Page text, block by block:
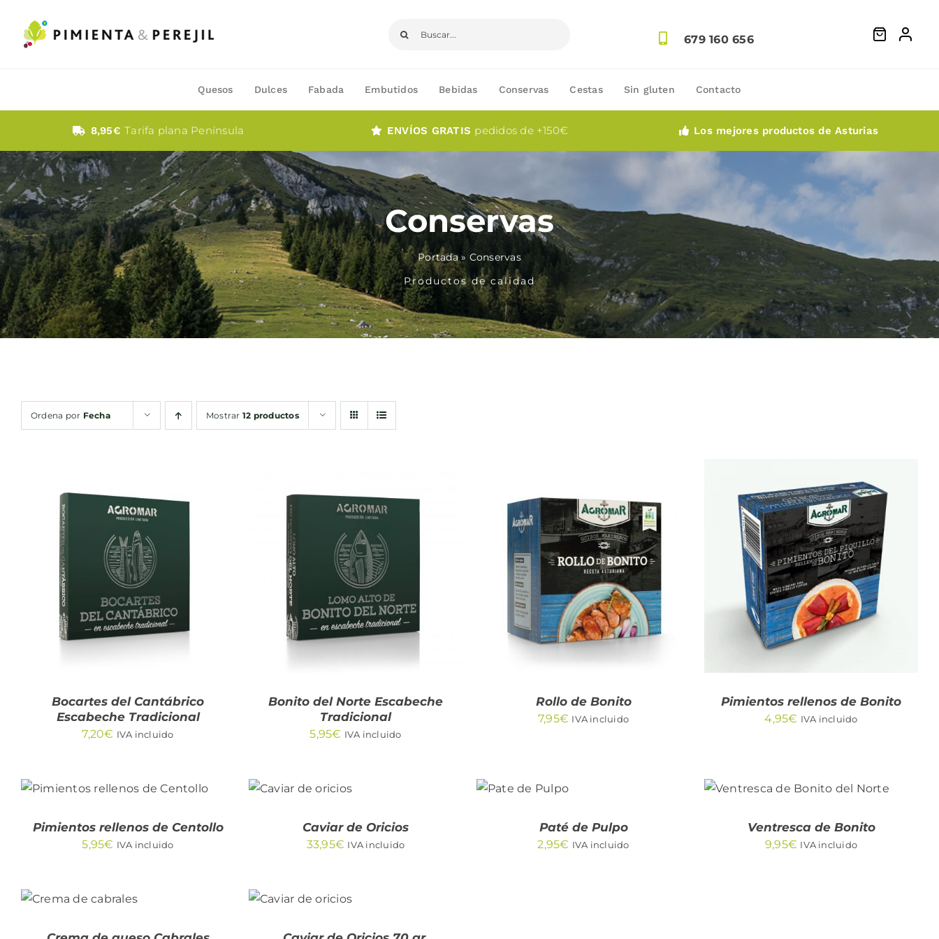
contenido
679 160 656
Quesos Dulces Fabada Embutidos Bebidas Conservas Cestas Sin gluten Contacto
8,95€Tarifa plana Península ENVÍOS GRATIS pedidos de +150€ Los mejores productos de Asturias
Conservas
Portada» Conservas
Productos de calidad
Ordena por Fecha Mostrar 12 productos
AÑADIR AL CARRITO
QUICK VIEW
Bocartes del Cantábrico
Escabeche Tradicional
7,20€ IVA incluido
AÑADIR AL CARRITO
QUICK VIEW
Bonito del Norte Escabeche
Tradicional
5,95€ IVA incluido
AÑADIR AL CARRITO
/
QUICK VIEW
Rollo de Bonito
7,95€ IVA incluido
AÑADIR AL CARRITO
QUICK VIEW
Pimientos rellenos de Bonito
4,95€ IVA incluido
AÑADIR AL CARRITO
/
Pimientos rellenos de Centollo
5,95€ IVA incluido
CARRITO
VIEWCaviar de Oricios
33,95€ IVA incluido
CARRITO
Paté de Pulpo
2,95€ IVA incluido
AÑADIR AL CARRITO
/
Ventresca de Bonito
9,95€ IVA incluido
CARRITO
CARRITO
VIEW